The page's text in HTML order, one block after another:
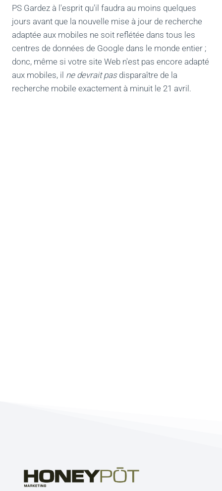
PS Gardez à l'esprit qu'il faudra au moins quelques
jours avant que la nouvelle mise à jour de recherche
adaptée aux mobiles ne soit reflétée dans tous les
centres de données de Google dans le monde entier ;
donc, même si votre site Web n'est pas encore adapté
aux mobiles, il ne devrait pasdisparaître de la
recherche mobile exactement à minuit le 21 avril.